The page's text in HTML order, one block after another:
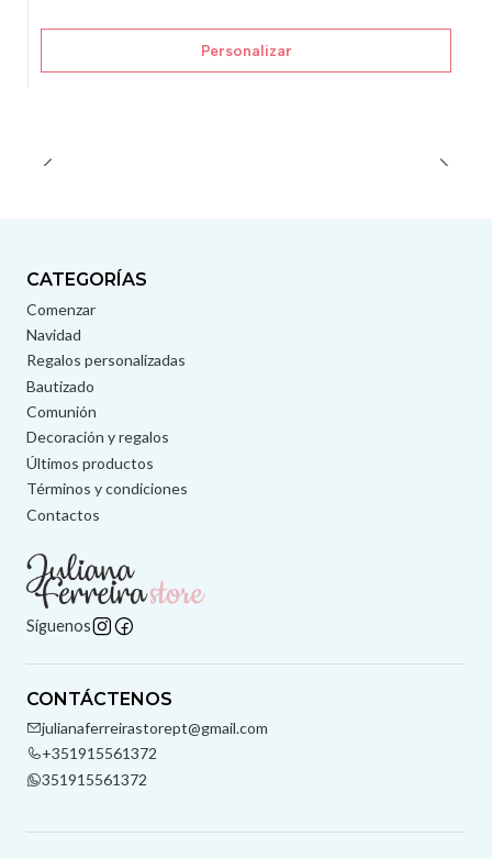
Personalizar
CATEGORÍAS
Comenzar
Navidad
Regalos personalizadas
Bautizado
Comunión
Decoración y regalos
Últimos productos
Términos y condiciones
Contactos
Síguenos
CONTÁCTENOS
julianaferreirastorept@gmail.com
+351915561372
351915561372